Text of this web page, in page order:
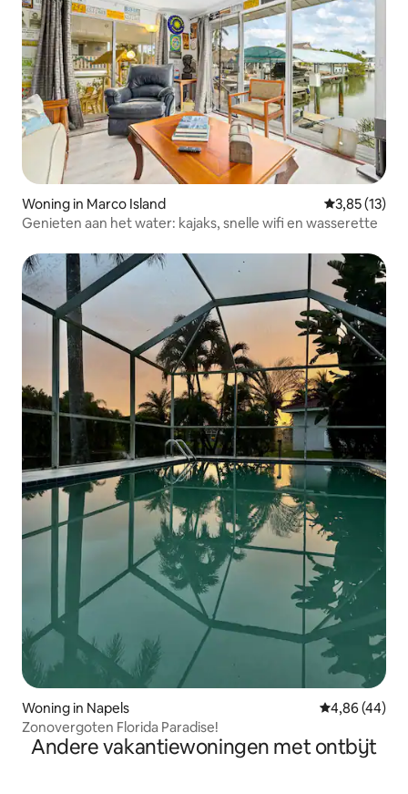
Woning in Marco Island Gemiddelde
3,85 (13)
Genieten aan het water: kajaks, snelle wifi en wasserette
Woning in Napels Gemiddelde
4,86 (44)
Zonovergoten Florida Paradise!
Andere vakantiewoningen met ontbijt